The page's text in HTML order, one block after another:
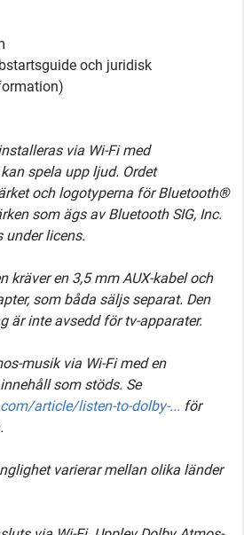
och juridisk
via Wi-Fi med
spela upp ljud. Ordet
och logotyperna för Bluetooth®
som ägs av Bluetooth SIG, Inc.
under licens.
kräver en 3,5 mm AUX-kabel och
som båda säljs separat. Den
är inte avsedd för tv-apparater.
musik via Wi-Fi med en
som stöds. Se
article/listen-to-dolby-... för
varierar mellan olika länder